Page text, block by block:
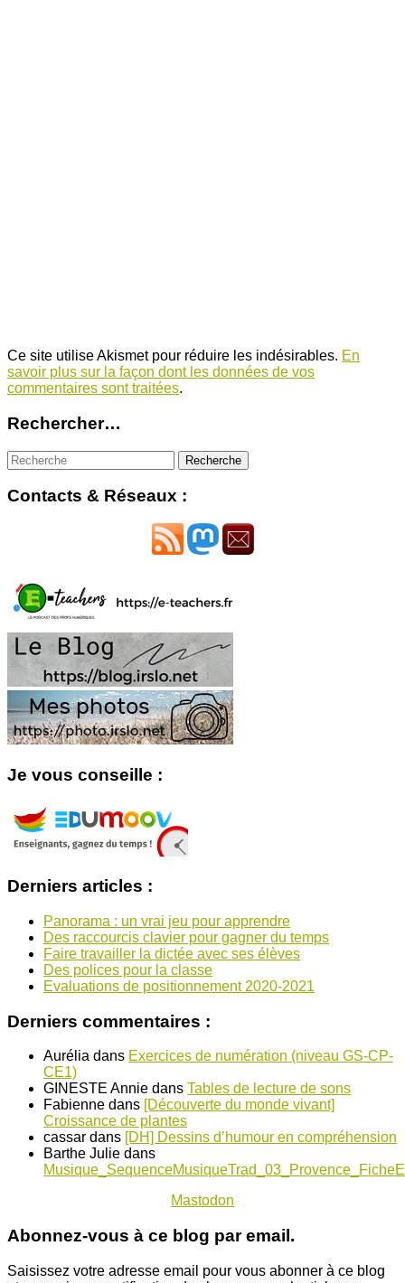
Ce site utilise Akismet pour réduire les indésirables. En
savoir plus sur la façon dont les données de vos
commentaires sont traitées.
Rechercher…
Contacts & Réseaux :
Je vous conseille :
Derniers articles :
Panorama : un vrai jeu pour apprendre
Des raccourcis clavier pour gagner du temps
Faire travailler la dictée avec ses élèves
Des polices pour la classe
Evaluations de positionnement 2020-2021
Derniers commentaires :
Aurélia dans Exercices de numération (niveau GS-CP-
CE1)
GINESTE Annie dans Tables de lecture de sons
Fabienne dans [Découverte du monde vivant]
Croissance de plantes
cassar dans [DH] Dessins d’humour en compréhension
Barthe Julie dans
Mastodon
Abonnez-vous à ce blog par email.
Saisissez votre adresse email pour vous abonner à ce blog